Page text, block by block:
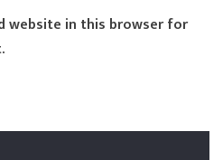
website in this browser for